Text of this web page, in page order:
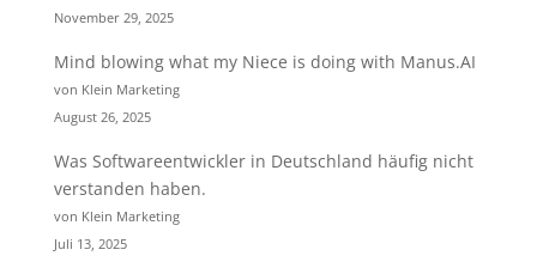
November 29, 2025
Mind blowing what my Niece is doing with Manus.AI
von Klein Marketing
August 26, 2025
Was Softwareentwickler in Deutschland häufig nicht
verstanden haben.
von Klein Marketing
Juli 13, 2025